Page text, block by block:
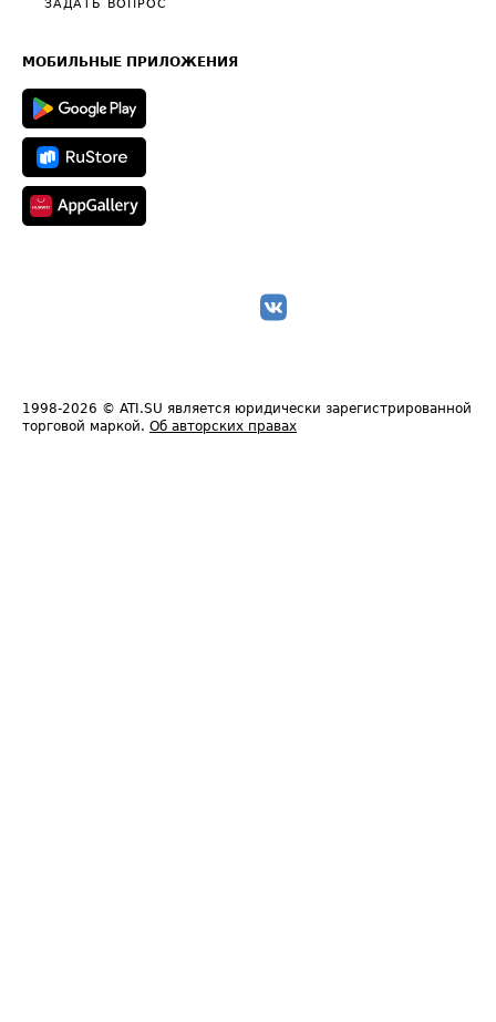
Общие положения
Техническая информация
ЗАДАТЬ ВОПРОС
МОБИЛЬНЫЕ ПРИЛОЖЕНИЯ
1998-2026 © ATI.SU является юридически зарегистрированной
торговой маркой. Об авторских правах